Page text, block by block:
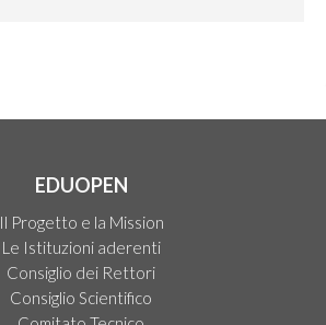
EDUOPEN
Il Progetto e la Mission
Le Istituzioni aderenti
Consiglio dei Rettori
Consiglio Scientifico